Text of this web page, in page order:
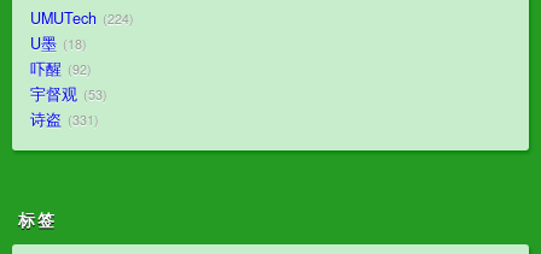
UMUTech 224
U墨 18
吓醒 92
宇督观 53
诗盗 331
标签